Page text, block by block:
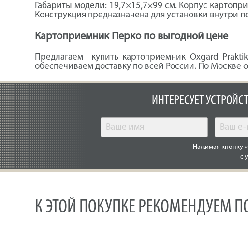
Габариты модели: 19,7×15,7×99 см. Корпус
Конструкция предназначена для установки внутри
Картоприемник Перко по выгодной цене
Предлагаем купить картоприемник Oxgard
обеспечиваем доставку по всей России. По Москве
ИНТЕРЕСУЕТ
Нажимая кнопку
с
К ЭТОЙ ПОКУПКЕ РЕКОМЕНДУЕМ